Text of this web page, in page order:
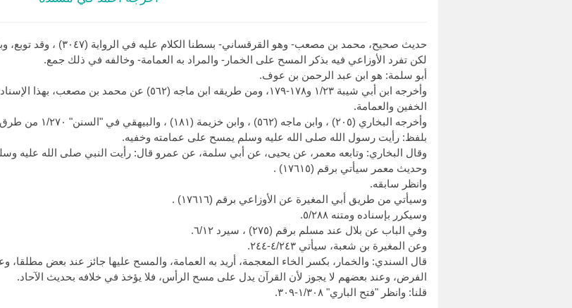
حديث صحيح، محمد بن مصعب- وهو القرقساني- بسطنا الكلام عليه في الرواية (٣٠٤٧) ، وقد توبع، وباقي رجال الإسناد ثقات رجال الشيخين.
لكن تفرد الأوزاعي فيه بذكر المسح على الخمار- والمراد به العمامة- وخالفه في ذلك جمع.
أبو سلمة: هو ابن عبد الرحمن بن عوف.
وأخرجه ابن أبي شيبة ١/٢٣ و١٧٨-١٧٩، ومن طريقه ابن
الخفين والعمامة.
وأخرجه البخاري (٢٠٥) ، وابن ماجه (٥٦٢) ، وابن خزيمة (١٨١) ، والبيهقي في "السنن" ١/٢٧٠ من طرق عن الأوزاعي، به.
بلفظ: رأيت رسول الله صلى الله عليه وسلم يمسح على عمامته وخفيه.
وقال البخاري: وتابعه معمر، عن يحيى، عن أبي سلمة، عن عمرو قال: رأيت النبي صلى الله عليه
وحديث معمر سيأتي برقم (١٧٦١٥) .
وانظر سابقه.
وسيأتي من طريق أبي المغيرة عن الأوزاعي برقم (١٧٦١٦) .
وسيكرر بإسناده ومتنه ٥/٢٨٨.
وفي الباب عن بلال عند مسلم برقم (٢٧٥) ، سيرد ٦/١٢.
وعن المغيرة بن شعبة، سيأتي ٤/٢٤٣-٢٤٤.
قال السندي: والخمار، بكسر الخاء المعجمة، أريد به العمامة، والمسح عليها جائز عند بعض مطلقا،
الفرض، وعند بعضهم لا يجوز لأن القرآن يدل على مسح الرأس، فلا يؤخذ في خلافه بحديث الآحاد.
قلنا: وانظر "فتح الباري" ١/٣٠٨-٣٠٩.